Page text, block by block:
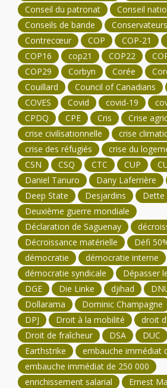
Conseil du patronat
Conseil
Conseils de bande
Conservateurs
Contrecœur
COP COP-21
COP16
cop21 COP22
COP29
Corbyn Corée
Couillard
Council of Canadians
COVES
Covid covid-19
CPDQ
CPE Cris
Crise
crise civilisationnelle
crise
crise des réfugiés
crise du
CSN
CSQ CTC CUP
Daniel Tanuro
Dany Laferrière
Deep State
Desjardins
Dette
Deuxième guerre mondiale
Déclaration de Saguenay
Décroissance matérielle
Défi
démocratie
démocratie interne
démocratie syndicale
Dépasser
DGE
Die Linke djihad
Dollarama
Dominic Champagne
DPJ
Droit à la mobilité
droit
Droit de fraîcheur
DSA DUC
Earthstrike
embauche immédiat
embauche immédiat de 250 000
enrichissement salarial
Ernest